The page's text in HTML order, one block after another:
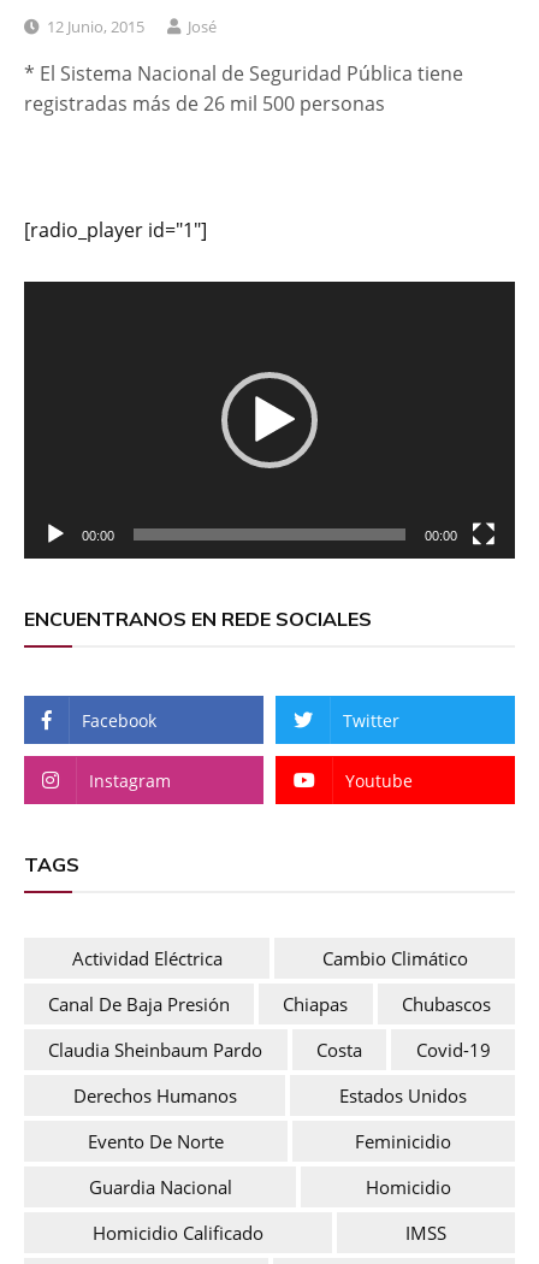
12 Junio, 2015 José
* El Sistema Nacional de Seguridad Pública tiene
registradas más de 26 mil 500 personas
[radio_player id="1"]
00:00 00:00
ENCUENTRANOS EN REDE SOCIALES
Facebook Twitter
Instagram Youtube
TAGS
Actividad Eléctrica
Cambio Climático
Canal De Baja Presión
Chiapas
Chubascos
Claudia Sheinbaum Pardo
Costa
Covid-19
Derechos Humanos
Estados Unidos
Evento De Norte
Feminicidio
Guardia Nacional
Homicidio
Homicidio Calificado
IMSS